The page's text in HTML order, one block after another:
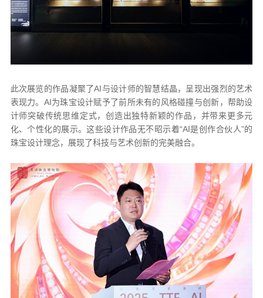
此次展览的作品凝聚了AI与设计师的智慧结晶，呈现出强烈的艺术
表现力。AI为珠宝设计赋予了前所未有的风格碰撞与创新，帮助设
计师突破传统思维定式，创造出独特新颖的作品，并带来更多元
化、个性化的展示。这些设计作品无不昭示着“AI是创作合伙人”的
珠宝设计理念，展现了科技与艺术创新的完美融合。